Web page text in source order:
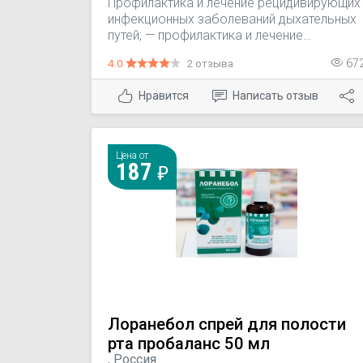
инфекционных заболеваний дыхательных
путей; — профилактика и лечение
заболеваний мочевыводящих путей.
4.0 2 отзыва
Нравится Написать отзыв
Цена от
187
Лоранебол спрей для полости
рта пробаланс 50 мл
, Россия